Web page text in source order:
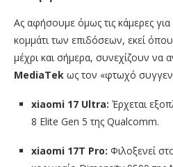
Ας αφήσουμε όμως τις κάμερες
κομμάτι των επιδόσεων, εκεί
μέχρι και σήμερα, συνεχίζουν να
MediaTek ως τον «φτωχό
xiaomi 17 Ultra: Έρχεται
8 Elite Gen 5 της Qualcomm.
xiaomi 17T Pro: Φιλοξενεί